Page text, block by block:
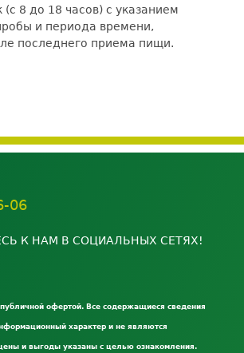
(с 8 до 18 часов) с указанием
и периода времени,
последнего приема пищи.
06
К НАМ В СОЦИАЛЬНЫХ СЕТЯХ!
офертой. Все содержащиеся сведения
характер и не являются
и выгоды указаны с целью ознакомления.